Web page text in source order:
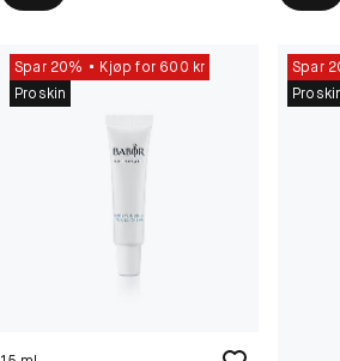
Spar 20%
Kjøp for 600 kr
Proskin
Spar